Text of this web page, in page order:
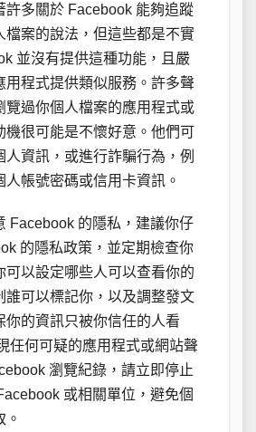
許多關於 Facebook 能夠追蹤
檔案的說法，但這些都是不實
並沒有提供這種功能，且嚴
用程式提供類似服務。許多聲
覽過你個人檔案的應用程式或
機很可能是不懷好意。他們可
人資訊，或進行詐騙行為，例
人帳號密碼或信用卡資訊。
Facebook 的隱私，建議你仔
的隱私政策，並定期檢查你
可以設定哪些人可以查看你的
誰可以標記你，以及調整發文
你的資訊只被你信任的人看
任何可疑的應用程式或網站聲
瀏覽紀錄，請立即停止
或相關單位，避免個
。